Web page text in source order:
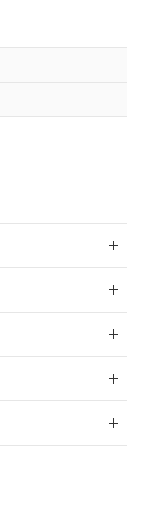
すること
1.共同利
）
。
を完了
ない限
おりま